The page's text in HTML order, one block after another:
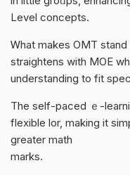
Level concepts.
Ꮃhat makes OMT stand
straightens with MOE
understanding tо fit
The sеlf-paced ｅ-
flexible lor, making it
grеater math
marks.